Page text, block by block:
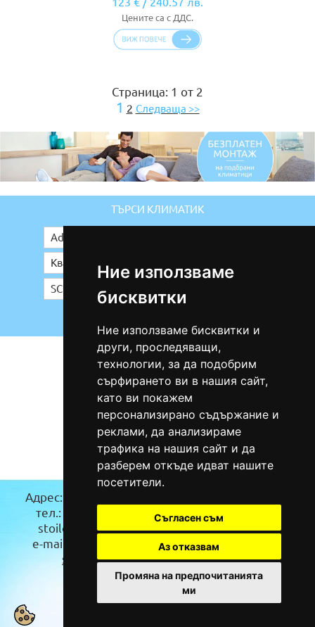
Ние използваме
бисквитки
Ние използваме бисквитки и
други, проследяващи,
технологии, за да подобрим
сърфирането ви в нашия сайт,
като ви покажем
персонализирано съдържание и
реклами, да анализираме
трафика на нашия сайт и да
разберем откъде идват нашите
посетители.
Съгласен съм
Аз отказвам
Промяна на предпочитанията
ми
Цените са с ДДС.
Страница: 1 от 2
1 2 Следваща >>
ТЪРСИ КЛИМАТИК
Адрес:
тел.: 0885/94 36 46
stoilov_ood@abv.bg
e-mail:
stoilov.com
тел.: 0888/624 464
stoilovi_eood@abv.bg